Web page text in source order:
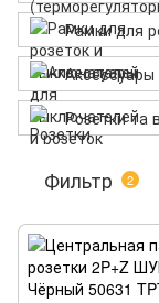
Рамки для
Розетки та
Фильтр 2